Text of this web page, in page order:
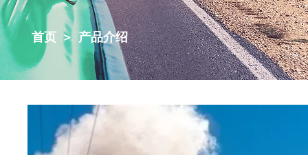
​首页 > 产品介绍